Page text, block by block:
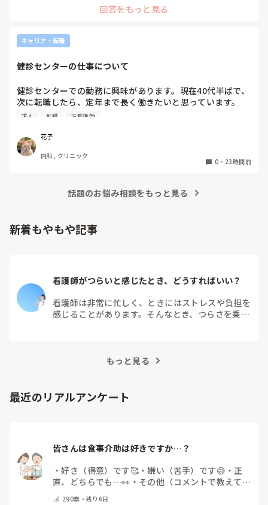
にちに空きがあるか分からないのでそこは難点ですかね。
回答をもっと見る
キャリア・転職
健診センターの仕事について
健診センターでの勤務に興味があります。現在40代半ばで、
次に転職したら、定年まで長く働きたいと思っています。
健診センターは比較的人気があるので、あまり空きがないと
実際、健診センターでの仕事内容は、楽なのでしょうか？ま
た、大変なことは何ですか？
求人 転職 正看護師
花子
内科, クリニック
0 ・ 23時間前
話題のお悩み相談をもっと見る
新着もやもや記事
看護師がつらいと感じたとき、どうすればいい？
看護師は非常に忙しく、ときにはストレスや負担を
感じることがあります。そんなとき、つらさを乗り
もっと見る
最近のリアルアンケート
皆さんは食事介助は好きですか…？
・好き（得意）です🥰・嫌い（苦手）です😅 ・ 正
直、どちらでも…👀 ・ その他（コメントで教えてく
290票・残り6日